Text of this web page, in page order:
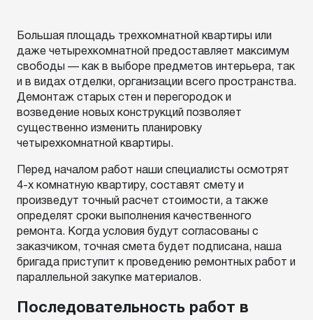
Большая площадь трехкомнатной квартиры или
даже четырехкомнатной предоставляет максимум
свободы — как в выборе предметов интерьера, так
и в видах отделки, организации всего пространства.
Демонтаж старых стен и перегородок и
возведение новых конструкций позволяет
существенно изменить планировку
четырехкомнатной квартиры.
Перед началом работ наши специалисты осмотрят
4-х комнатную квартиру, составят смету и
произведут точный расчет стоимости, а также
определят сроки выполнения качественного
ремонта. Когда условия будут согласованы с
заказчиком, точная смета будет подписана, наша
бригада приступит к проведению ремонтных работ и
параллельной закупке материалов.
Последовательность работ в